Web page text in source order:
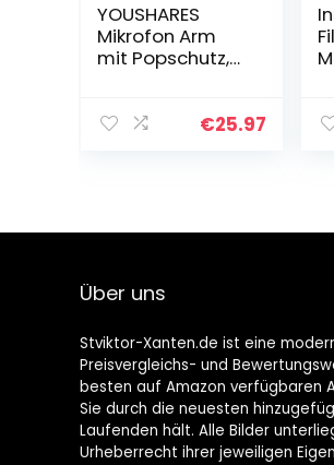
YOUSHARES
Mikrofon Arm
mit Popschutz,
Kompatibel mit
€25.97
Über uns
Stviktor-Xanten.de ist eine
Preisvergleichs- und
besten auf Amazon verfügbaren
Sie durch die neuesten
Laufenden hält. Alle Bilder
Urheberrecht ihrer jeweiligen